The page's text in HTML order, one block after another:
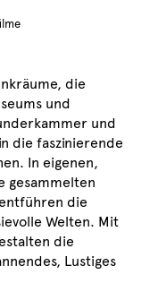
die
und
und
die faszinierende
In eigenen,
gesammelten
die
Welten. Mit
die
Lustiges